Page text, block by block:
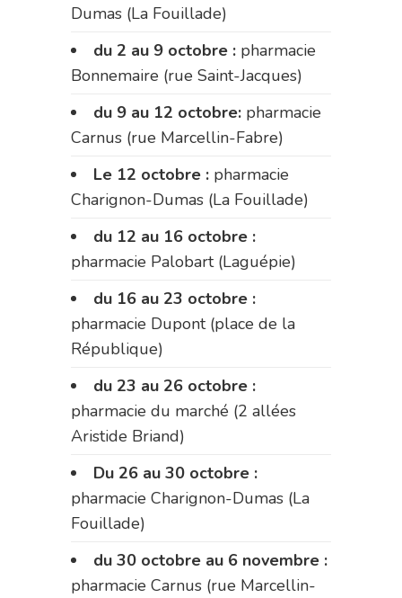
Dumas (La Fouillade)
du 2 au 9 octobre : pharmacie
Bonnemaire (rue Saint-Jacques)
du 9 au 12 octobre: pharmacie
Carnus (rue Marcellin-Fabre)
Le 12 octobre : pharmacie
Charignon-Dumas (La Fouillade)
du 12 au 16 octobre :
pharmacie Palobart (Laguépie)
du 16 au 23 octobre :
pharmacie Dupont (place de la
République)
du 23 au 26 octobre :
pharmacie du marché (2 allées
Aristide Briand)
Du 26 au 30 octobre :
pharmacie Charignon-Dumas (La
Fouillade)
du 30 octobre au 6 novembre :
pharmacie Carnus (rue Marcellin-